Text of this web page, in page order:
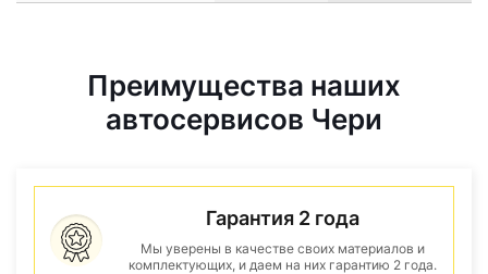
Преимущества наших
автосервисов Чери
Гарантия 2 года
Мы уверены в качестве своих материалов и
комплектующих, и даем на них гарантию 2 года.